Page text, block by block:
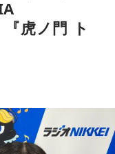
虎ノ門 ト